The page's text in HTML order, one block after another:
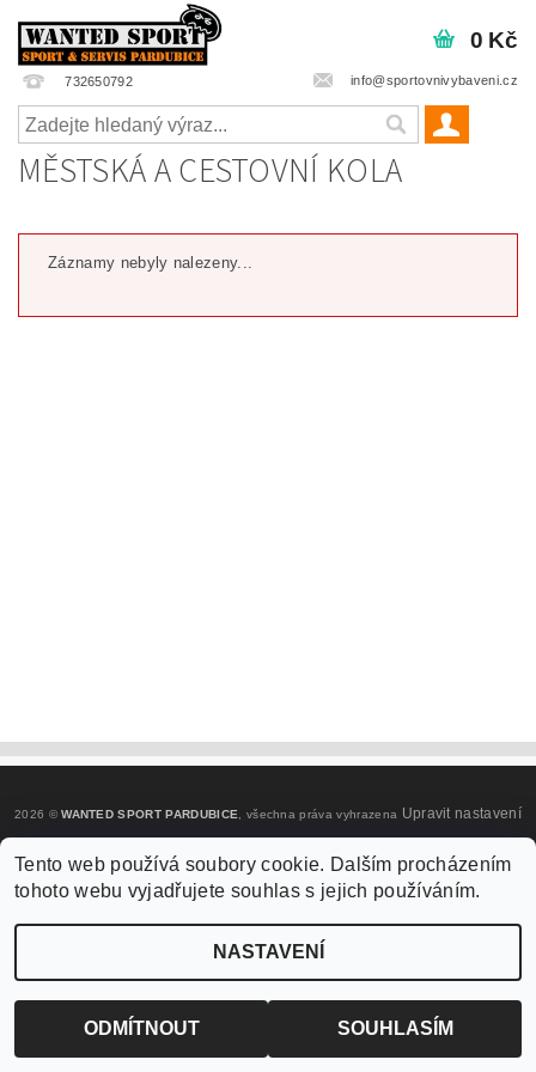
732650792 info@sportovnivybaveni.cz
0 Kč
MĚSTSKÁ A CESTOVNÍ KOLA
Záznamy nebyly nalezeny...
2026 ©WANTED SPORT PARDUBICE , všechna práva vyhrazena Upravit nastavení
cookies
Vytvořil Shoptet
Tento web používá soubory cookie. Dalším procházením
tohoto webu vyjadřujete souhlas s jejich používáním.
NASTAVENÍ
ODMÍTNOUT SOUHLASÍM